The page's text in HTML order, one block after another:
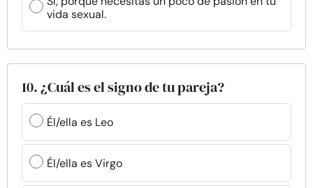
vida sexual.
10. ¿Cuál es el signo de tu pareja?
Él/ella es Leo
Él/ella es Virgo